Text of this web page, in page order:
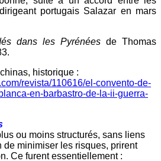
portugais Salazar en mars
dans les Pyrénées de Thomas
historique :
revista/110616/el-convento-de-
en-barbastro-de-la-ii-guerra-
ou moins structurés, sans liens
de minimiser les risques, prirent
Ce furent essentiellement :